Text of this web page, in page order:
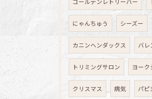
にゃんちゅう シーズー
カニンヘンダックス バレ
トリミングサロン ヨーク
クリスマス 病気 パピ